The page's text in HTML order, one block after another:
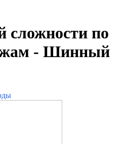
сложности по
- Шинный